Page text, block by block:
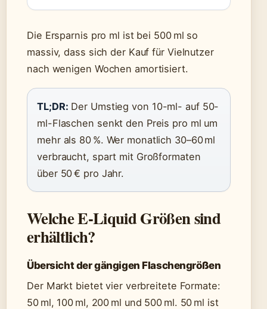
Die Ersparnis pro ml ist bei 500 ml so
massiv, dass sich der Kauf für Vielnutzer
nach wenigen Wochen amortisiert.
TL;DR: Der Umstieg von 10-ml- auf 50-
ml-Flaschen senkt den Preis pro ml um
mehr als 80 %. Wer monatlich 30–60 ml
verbraucht, spart mit Großformaten
über 50 € pro Jahr.
Welche E-Liquid Größen sind
erhältlich?
Übersicht der gängigen Flaschengrößen
Der Markt bietet vier verbreitete Formate:
50 ml, 100 ml, 200 ml und 500 ml. 50 ml ist